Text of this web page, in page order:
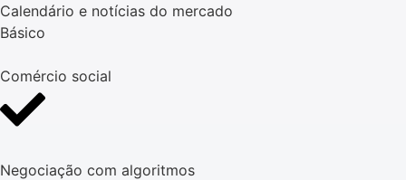
Calendário e notícias do mercado
Básico
Comércio social
Negociação com algoritmos